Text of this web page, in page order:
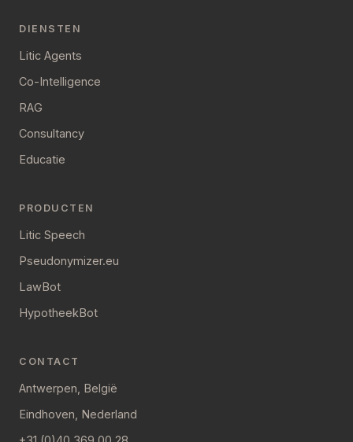
DIENSTEN
Litic Agents
Co-Intelligence
RAG
Consultancy
Educatie
PRODUCTEN
Litic Speech
Pseudonymizer.eu
LawBot
HypotheekBot
CONTACT
Antwerpen, België
Eindhoven, Nederland